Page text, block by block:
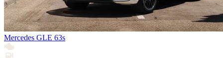
Mercedes GLE 63s